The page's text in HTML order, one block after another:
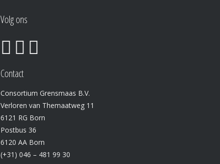
Volg ons
Contact
Consortium Grensmaas B.V.
Verloren van Themaatweg 11
6121 RG Born
Postbus 36
6120 AA Born
(+31) 046 – 481 99 30